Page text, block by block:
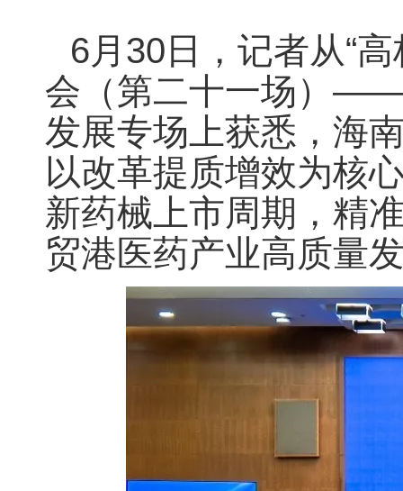
6月30日，记者从“
会（第二十一场）——
发展专场上获悉，海
以改革提质增效为核
新药械上市周期，精
贸港医药产业高质量